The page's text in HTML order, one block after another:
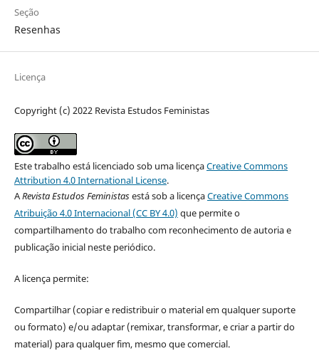
Seção
Resenhas
Licença
Copyright (c) 2022 Revista Estudos Feministas
Este trabalho está licenciado sob uma licençaCreative Commons
Attribution 4.0 International License.
ARevista Estudos Feministasestá sob a licençaCreative Commons
Atribuição 4.0 Internacional (CC BY 4.0) que permite o
compartilhamento do trabalho com reconhecimento de autoria e
publicação inicial neste periódico.
A licença permite:
Compartilhar (copiar e redistribuir o material em qualquer suporte
ou formato) e/ou adaptar (remixar, transformar, e criar a partir do
material) para qualquer fim, mesmo que comercial.